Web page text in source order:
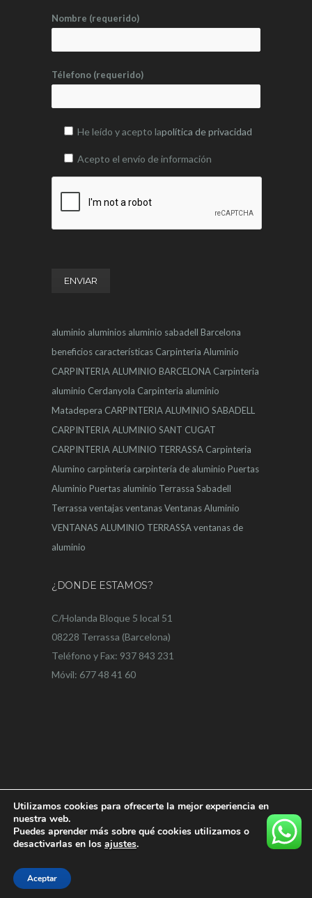
Nombre (requerido)
Télefono (requerido)
He leído y acepto lapolítica de privacidad
Acepto el envío de información
aluminio aluminios aluminio sabadell Barcelona
beneficios características Carpinteria Aluminio
CARPINTERIA ALUMINIO BARCELONA Carpinteria
aluminio Cerdanyola Carpinteria aluminio
Matadepera CARPINTERIA ALUMINIO SABADELL
CARPINTERIA ALUMINIO SANT CUGAT
CARPINTERIA ALUMINIO TERRASSA Carpinteria
Alumino carpintería carpintería de aluminio Puertas
Aluminio Puertas aluminio Terrassa Sabadell
Terrassa ventajasventanasVentanas Aluminio
VENTANAS ALUMINIO TERRASSAventanas de
aluminio
¿DONDE ESTAMOS?
C/Holanda Bloque 5 local 51
08228 Terrassa (Barcelona)
Teléfono y Fax: 937 843 231
Móvil: 677 48 41 60
Utilizamos cookies para ofrecerte la mejor experiencia en
nuestra web.
Puedes aprender más sobre qué cookies utilizamos o
desactivarlas en los ajustes.
Aceptar